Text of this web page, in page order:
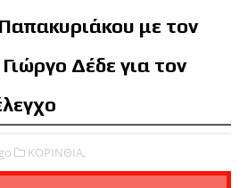
με τον
Δέδε για τον
ΚΟΡΙΝΘΙΑ,